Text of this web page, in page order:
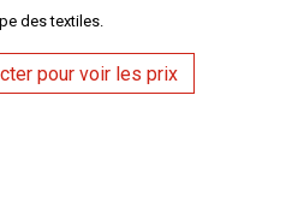
des textiles.
pour voir les prix